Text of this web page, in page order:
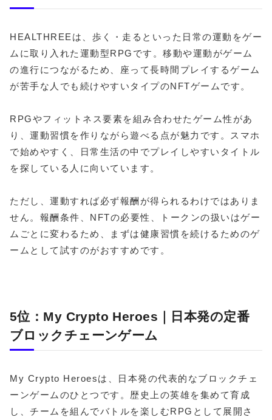
HEALTHREEは、歩く・走るといった日常の運動をゲー
ムに取り入れた運動型RPGです。移動や運動がゲーム
の進行につながるため、座って長時間プレイするゲーム
が苦手な人でも続けやすいタイプのNFTゲームです。
RPGやフィットネス要素を組み合わせたゲーム性があ
り、運動習慣を作りながら遊べる点が魅力です。スマホ
で始めやすく、日常生活の中でプレイしやすいタイトル
を探している人に向いています。
ただし、運動すれば必ず報酬が得られるわけではありま
せん。報酬条件、NFTの必要性、トークンの扱いはゲー
ムごとに変わるため、まずは健康習慣を続けるためのゲ
ームとして試すのがおすすめです。
5位：My Crypto Heroes｜日本発の定番
ブロックチェーンゲーム
My Crypto Heroesは、日本発の代表的なブロックチェ
ーンゲームのひとつです。歴史上の英雄を集めて育成
し、チームを組んでバトルを楽しむRPGとして展開さ